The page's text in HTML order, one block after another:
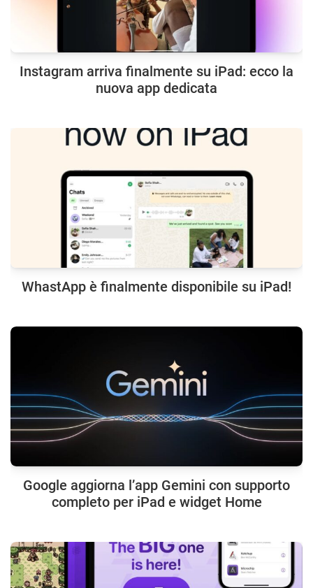
Instagram arriva finalmente su iPad: ecco la
nuova app dedicata
WhastApp è finalmente disponibile su iPad!
Google aggiorna l’app Gemini con supporto
completo per iPad e widget Home